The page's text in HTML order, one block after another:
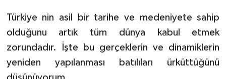
Türkiye nin asil bir tarihe ve medeniyete sahip
olduğunu artık tüm dünya kabul etmek
zorundadır. İşte bu gerçeklerin ve dinamiklerin
yeniden yapılanması batılıları ürküttüğünü
YAŞAM
KÜLTÜR SANAT